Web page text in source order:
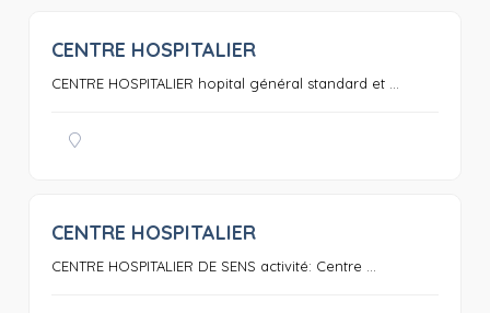
CENTRE HOSPITALIER
CENTRE HOSPITALIER hopital général standard et ...
CENTRE HOSPITALIER
CENTRE HOSPITALIER DE SENS activité: Centre ...